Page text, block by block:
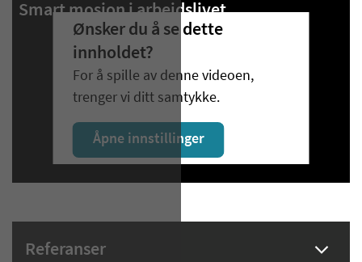
Smart mosjon i arbeidslivet
Ønsker du å se dette
innholdet?
For å spille av denne videoen,
trenger vi ditt samtykke.
Åpne innstillinger
Referanser